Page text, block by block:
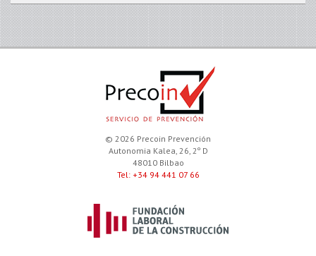
© 2026 Precoin Prevención
Autonomia Kalea, 26, 2º D
48010 Bilbao
Tel: +34 94 441 07 66